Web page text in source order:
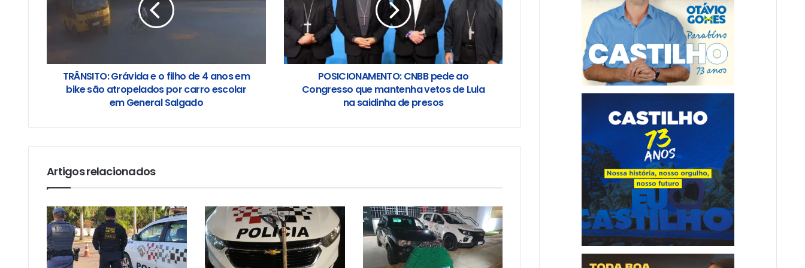
TRÂNSITO: Grávida e o filho de 4 anos em
bike são atropelados por carro escolar
em General Salgado
POSICIONAMENTO: CNBB pede ao
Congresso que mantenha vetos de Lula
na saidinha de presos
Artigos relacionados